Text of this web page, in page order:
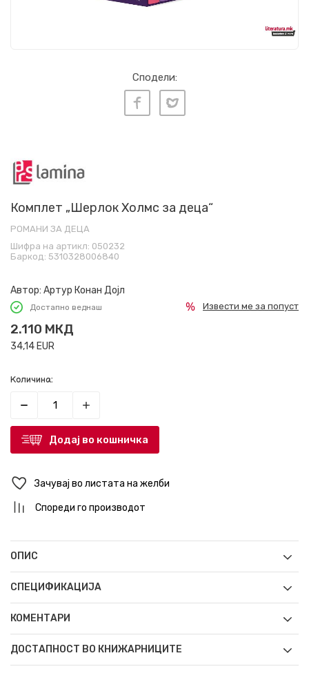
Сподели:
Комплет „Шерлок Холмс за деца“
РОМАНИ ЗА ДЕЦА
Шифра на артикл: 050232
Баркод: 5310328006840
Автор: Артур Конан Дојл
Достапно веднаш
2.110 МКД
34,14EUR
Извести ме за попуст
Количина:
Додај во кошничка
Зачувај во листата на желби
Спореди го производот
ОПИС
СПЕЦИФИКАЦИЈА
КОМЕНТАРИ
ДОСТАПНОСТ ВО КНИЖАРНИЦИТЕ